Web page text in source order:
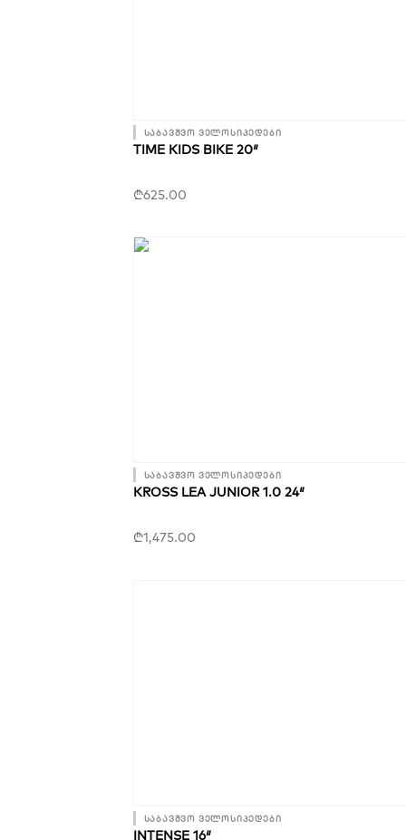
საბავშვო ველოსიპედები
TIME KIDS BIKE 20″
₾625.00
საბავშვო ველოსიპედები
KROSS LEA JUNIOR 1.0 24″
₾1,475.00
საბავშვო ველოსიპედები
INTENSE 16″